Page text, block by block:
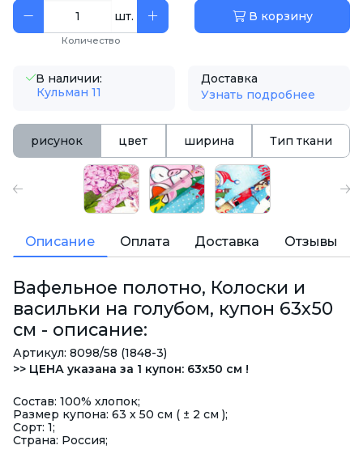
шт.
Количество
В корзину
В наличии:
Кульман 11
Доставка
Узнать подробнее
рисунок цвет ширина Тип ткани
Описание Оплата Доставка Отзывы
Вафельное полотно, Колоски и
васильки на голубом, купон 63х50
см - описание:
Артикул: 8098/58 (1848-3)
>> ЦЕНА указана за 1 купон: 63х50 см !
Состав: 100% хлопок;
Размер купона: 63 х 50 см ( ± 2 см );
Сорт: 1;
Страна: Россия;